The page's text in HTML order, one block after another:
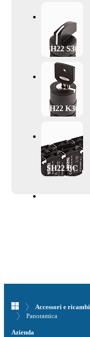
SH22 S30
SH22 K30
SH22 BC
Accessori e ricambi
Panoramica
Azienda